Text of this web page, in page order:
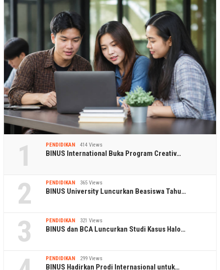
1 PENDIDIKAN 414 Views
BINUS International Buka Program Creativ…
2 PENDIDIKAN 365 Views
BINUS University Luncurkan Beasiswa Tahu…
3 PENDIDIKAN 321 Views
BINUS dan BCA Luncurkan Studi Kasus Halo…
PENDIDIKAN 299 Views
BINUS Hadirkan Prodi Internasional untuk…